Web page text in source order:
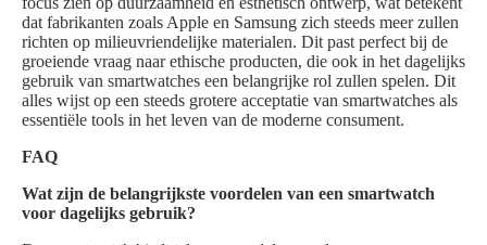
dat fabrikanten zoals Apple en Samsung zich steeds meer zullen
richten op milieuvriendelijke materialen. Dit past perfect bij de
groeiende vraag naar ethische producten, die ook in het dagelijks
gebruik van smartwatches een belangrijke rol zullen spelen. Dit
alles wijst op een steeds grotere acceptatie van smartwatches als
essentiële tools in het leven van de moderne consument.
FAQ
Wat zijn de belangrijkste voordelen van een smartwatch
voor dagelijks gebruik?